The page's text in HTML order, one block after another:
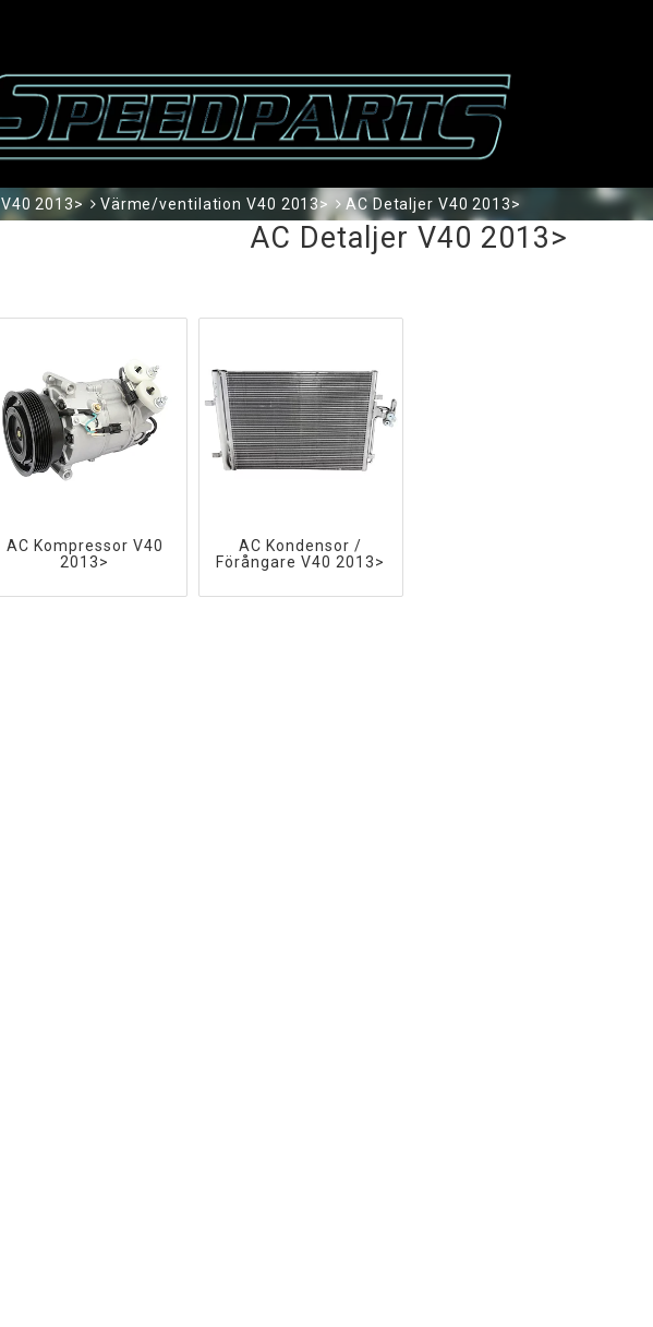
V40 2013> Värme/ventilation V40 2013> AC Detaljer V40 2013>
AC Detaljer V40 2013>
AC Kompressor V40
2013>
AC Kondensor /
Förångare V40 2013>